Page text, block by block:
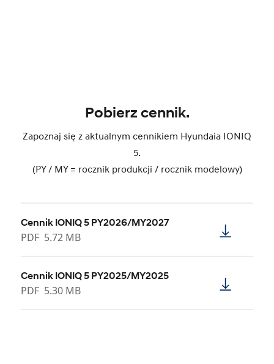
Pobierz cennik.
Zapoznaj się z aktualnym cennikiem Hyundaia IONIQ
5.
(PY / MY = rocznik produkcji / rocznik modelowy)
Cennik IONIQ 5 PY2026/MY2027
PDF 5.72 MB
Cennik IONIQ 5 PY2025/MY2025
PDF 5.30 MB